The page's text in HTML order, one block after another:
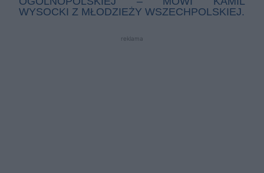
WYSOCKI Z MŁODZIEŻY WSZECHPOLSKIEJ.
reklama